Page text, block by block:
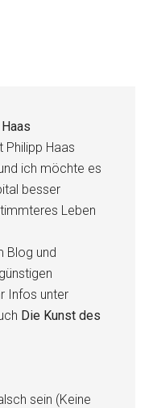
Philipp Haas
ich möchte es
besser
Leben
Blog und
Infos unter
Die Kunst des
sein (Keine